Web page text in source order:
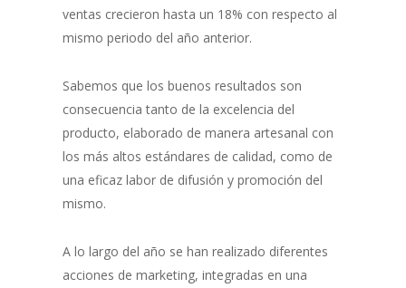
ventas crecieron hasta un 18% con respecto al
mismo periodo del año anterior.
Sabemos que los buenos resultados son
consecuencia tanto de la excelencia del
producto, elaborado de manera artesanal con
los más altos estándares de calidad, como de
una eficaz labor de difusión y promoción del
mismo.
A lo largo del año se han realizado diferentes
acciones de marketing, integradas en una